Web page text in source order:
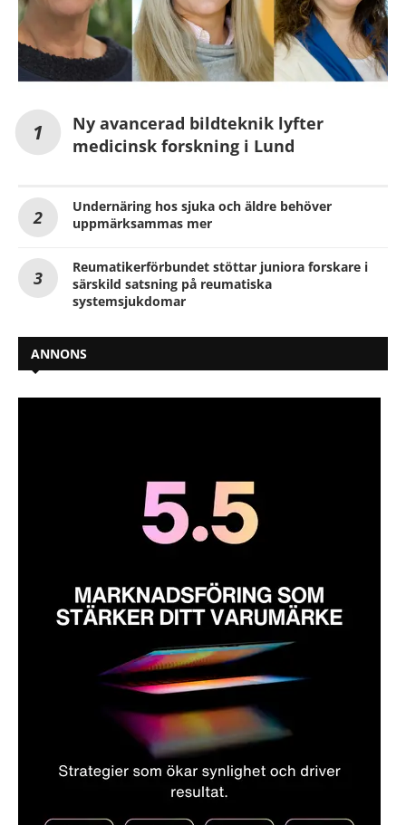
Ny avancerad bildteknik lyfter
medicinsk forskning i Lund
Undernäring hos sjuka och äldre behöver
uppmärksammas mer
Reumatikerförbundet stöttar juniora forskare i
särskild satsning på reumatiska
systemsjukdomar
ANNONS